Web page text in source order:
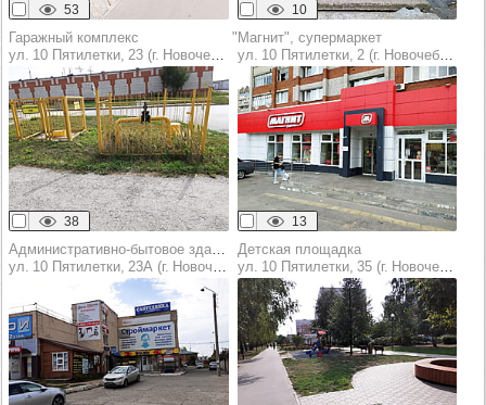
53 10
Гаражный комплекс
ул. 10 Пятилетки, 23 (г. Новочебоксарск)
38
"Магнит", супермаркет
ул. 10 Пятилетки, 2 (г. Новочебоксарск)
13
ул. 10 Пятилетки, 23А (г. Новочебоксарск)
Детская площадка
ул. 10 Пятилетки, 35 (г. Новочебоксарск)